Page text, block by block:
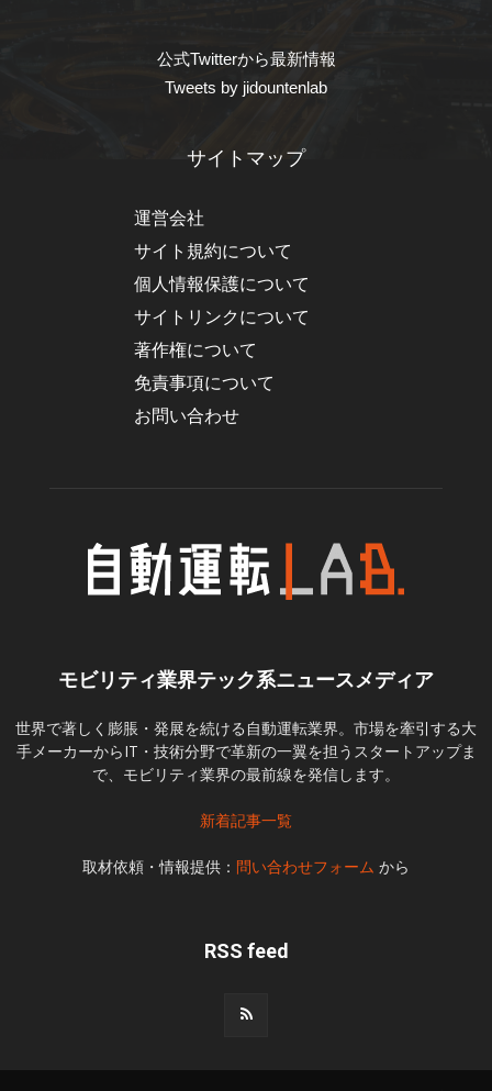
公式Twitterから最新情報
Tweets by jidountenlab
サイトマップ
運営会社
サイト規約について
個人情報保護について
サイトリンクについて
著作権について
免責事項について
お問い合わせ
モビリティ業界テック系ニュースメディア
世界で著しく膨脹・発展を続ける自動運転業界。市場を牽引する大
手メーカーからIT・技術分野で革新の一翼を担うスタートアップま
で、モビリティ業界の最前線を発信します。
新着記事一覧
取材依頼・情報提供： 問い合わせフォーム から
RSS feed